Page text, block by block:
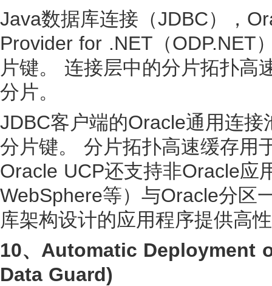
Java数据库连接（JDBC），
Provider for .NET（ODP.NET
片键。 连接层中的分片拓扑高
分片。
JDBC客户端的Oracle通用连
分片键。 分片拓扑高速缓存用
Oracle UCP还支持非Oracle应
WebSphere等）与Oracle分区
库架构设计的应用程序提供高
10、 Automatic Deployment
Data Guard)